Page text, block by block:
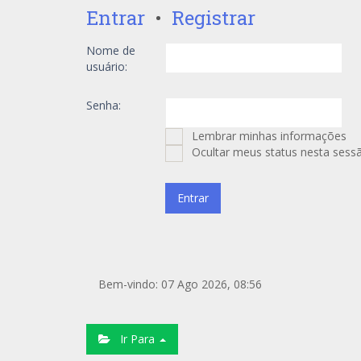
Entrar • Registrar
Nome de
usuário:
Senha:
Lembrar minhas informações
Ocultar meus status nesta
Bem-vindo: 07 Ago 2026, 08:56
Ir Para